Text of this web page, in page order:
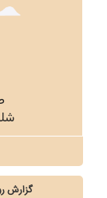
گزارش